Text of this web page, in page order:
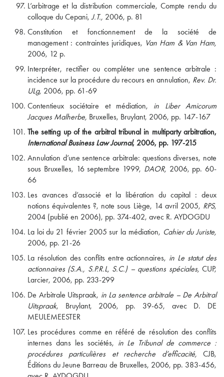
L’arbitrage et la distribution commerciale, Compte rendu du
colloque du Cepani,J.T., 2006, p. 81
Constitution et fonctionnement de la société de
management : contraintes juridiques, Van Ham & Van Ham,
2006, 12 p.
Interpréter, rectifier ou compléter une sentence arbitrale :
incidence sur la procédure du recours en annulation, Rev. Dr.
ULg, 2006, pp. 61-69
Contentieux sociétaire et médiation, in Liber Amicorum
Jacques Malherbe, Bruxelles, Bruylant, 2006, pp. 147-167
The setting up of the arbitral tribunal in multiparty arbitration,
International Business Law Journal, 2006, pp. 197-215
Annulation d’une sentence arbitrale: questions diverses, note
sous Bruxelles, 16 septembre 1999, DAOR, 2006, pp. 60-
66
Les avances d’associé et la libération du capital : deux
notions équivalentes ?, note sous Liège, 14 avril 2005, RPS,
2004 (publié en 2006), pp. 374-402, avec R. AYDOGDU
La loi du 21 février 2005 sur la médiation, Cahier du Juriste,
2006, pp. 21-26
La résolution des conflits entre actionnaires, in Le statut des
actionnaires (S.A., S.P.R.L, S.C.) – questions spéciales, CUP,
Larcier, 2006, pp. 233-299
De Arbitrale Uitspraak, in La sentence arbitrale – De Arbitral
Uitspraak, Bruylant, 2006, pp. 39-65, avec D. DE
MEULEMEESTER
Les procédures comme en référé de résolution des conflits
internes dans les sociétés, in Le Tribunal de commerce :
procédures particulières et recherche d’efficacité, CJB,
Éditions du Jeune Barreau de Bruxelles, 2006, pp. 383-456,